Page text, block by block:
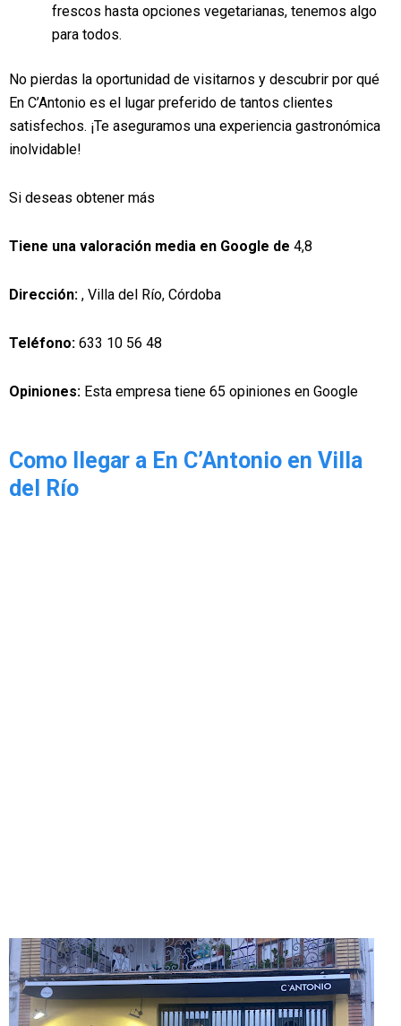
frescos hasta opciones vegetarianas, tenemos algo
para todos.
No pierdas la oportunidad de visitarnos y descubrir por qué
En C’Antonio es el lugar preferido de tantos clientes
satisfechos. ¡Te aseguramos una experiencia gastronómica
inolvidable!
Si deseas obtener más
Tiene una valoración media en Google de 4,8
Dirección: , Villa del Río, Córdoba
Teléfono: 633 10 56 48
Opiniones: Esta empresa tiene 65 opiniones en Google
Como llegar a En C’Antonio en Villa
del Río